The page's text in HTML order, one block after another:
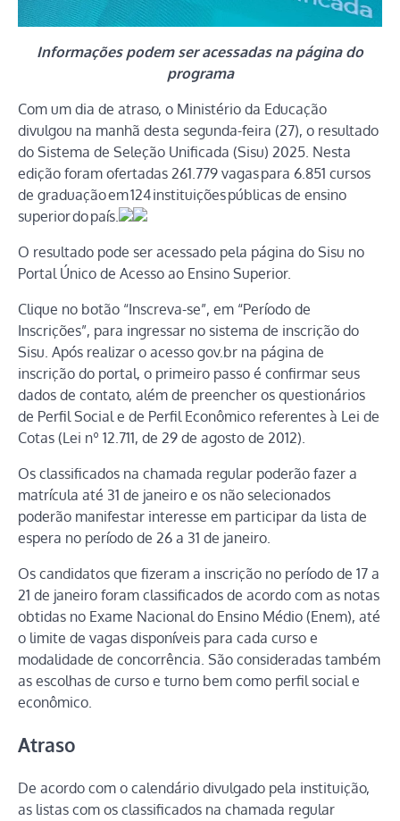
Informações podem ser acessadas na página do
programa
Com um dia de atraso, o Ministério da Educação
divulgou na manhã desta segunda-feira (27), o resultado
do Sistema de Seleção Unificada (Sisu) 2025. Nesta
edição foram ofertadas 261.779 vagas para 6.851 cursos
de graduação em 124 instituições públicas de ensino
superior do país.
O resultado pode ser acessado pela página do Sisu no
Portal Único de Acesso ao Ensino Superior.
Clique no botão “Inscreva-se”, em “Período de
Inscrições”, para ingressar no sistema de inscrição do
Sisu. Após realizar o acesso gov.br na página de
inscrição do portal, o primeiro passo é confirmar seus
dados de contato, além de preencher os questionários
de Perfil Social e de Perfil Econômico referentes à Lei de
Cotas (Lei nº 12.711, de 29 de agosto de 2012).
Os classificados na chamada regular poderão fazer a
matrícula até 31 de janeiro e os não selecionados
poderão manifestar interesse em participar da lista de
espera no período de 26 a 31 de janeiro.
Os candidatos que fizeram a inscrição no período de 17 a
21 de janeiro foram classificados de acordo com as notas
obtidas no Exame Nacional do Ensino Médio (Enem), até
o limite de vagas disponíveis para cada curso e
modalidade de concorrência. São consideradas também
as escolhas de curso e turno bem como perfil social e
econômico.
Atraso
De acordo com o calendário divulgado pela instituição,
as listas com os classificados na chamada regular